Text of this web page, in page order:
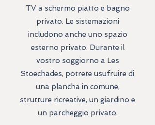
TV a schermo piatto e bagno
privato. Le sistemazioni
includono anche uno spazio
esterno privato. Durante il
vostro soggiorno a Les
Stoechades, potrete usufruire di
una plancha in comune,
strutture ricreative, un giardino e
un parcheggio privato.